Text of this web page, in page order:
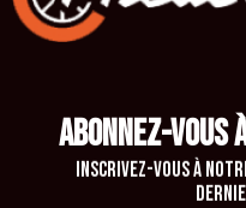
ABONNEZ-VOUS
Inscrivez-vous à